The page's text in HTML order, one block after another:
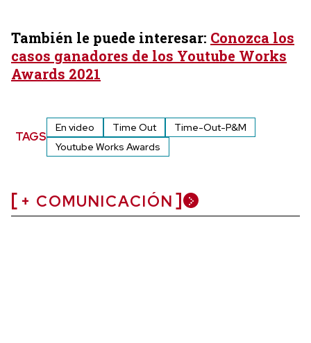
También le puede interesar: Conozca los
casos ganadores de los Youtube Works
Awards 2021
TAGS
En video Time Out
Time-Out-P&M
Youtube Works Awards
+ COMUNICACIÓN